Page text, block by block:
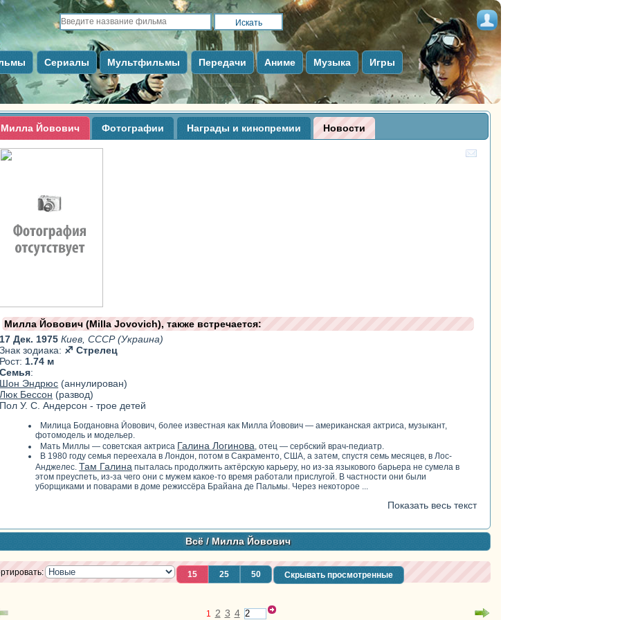
Сериалы Мультфильмы Передачи Аниме Музыка Игры
Милла Йовович Фотографии Награды и кинопремии Новости
Милла Йовович (Milla Jovovich), также встречается:
17 Дек. 1975Киев, СССР (Украина)
Знак зодиака: ♐ Стрелец
Рост: 1.74 м
Семья:
Шон Эндрюс (аннулирован)
Люк Бессон (развод)
Пол У. С. Андерсон - трое детей
Милица Богдановна Йовович, более известная как Милла Йовович — американская актриса, музыкант,
фотомодель и модельер.
Мать Миллы — советская актриса Галина Логинова , отец — сербский врач-педиатр.
В 1980 году семья переехала в Лондон, потом в Сакраменто, США, а затем, спустя семь месяцев, в Лос-
Анджелес.Там Галина пыталась продолжить актёрскую карьеру, но из-за языкового барьера не сумела в
этом преуспеть, из-за чего они с мужем какое-то время работали прислугой. В частности они были
уборщиками и поварами в доме режиссёра Брайана де Пальмы. Через некоторое ...
Показать весь текст
Всё/ Милла Йовович
15 25 50 Скрывать просмотренные
1 2 3 4